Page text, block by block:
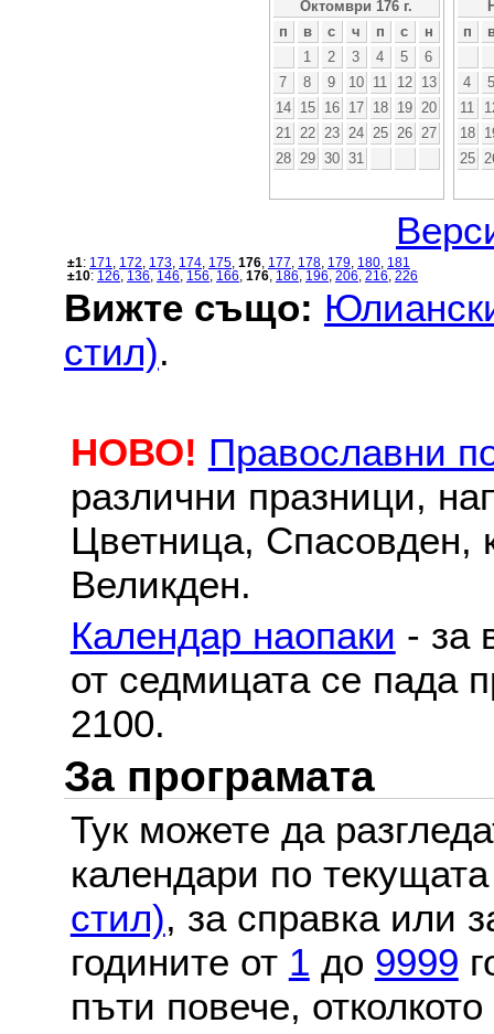
Октомври 176 г.
п
в с ч п с
н
1
2 3 4 5
6
7
8 9 10 11 12
13
14
15 16 17 18 19
20
21
22 23 24 25 26
27
28
29 30 31
п
4
5
11
18
25
±1: 171 172 173 174 175 176 177 178 179 180 181
±10: 126 136 146 156 166 176 186 196 206 216 226
Вижте също:
стил).
НОВО! Православни
различни празници,
Цветница, Спасовден,
Великден.
Календар наопаки - за
от седмицата се пада
2100.
За програмата
Тук можете да
календари по
стил), за справка или
годините от 1 до 9999
пъти повече,